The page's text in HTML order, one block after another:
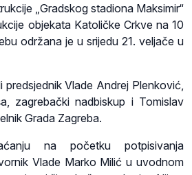
„Gradskog stadiona Maksimir“
objekata Katoličke Crkve na 10
održana je u srijedu 21. veljače u
Vlade Andrej Plenković,
zagrebački nadbiskup i Tomislav
Grada Zagreba.
na početku potpisivanja
Vlade Marko Milić u uvodnom